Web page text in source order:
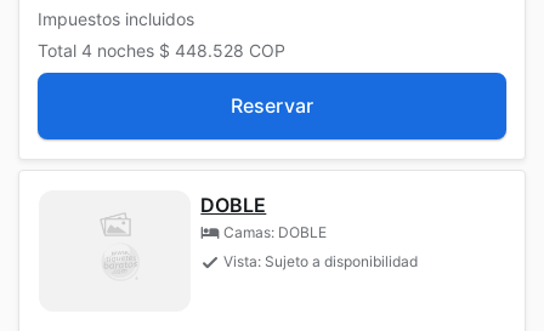
Impuestos incluidos
Total 4 noches $ 448.528 COP
Reservar
DOBLE
Camas: DOBLE
Vista: Sujeto a disponibilidad